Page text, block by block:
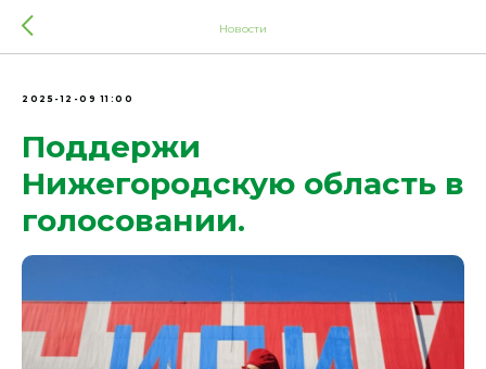
Новости
2025-12-09 11:00
Поддержи
Нижегородскую область в
голосовании.